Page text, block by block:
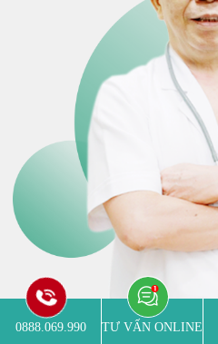
0888.069.990 TƯ VẤN ONLINE